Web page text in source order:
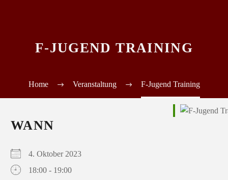
F-JUGEND TRAINING
Home Veranstaltung F-Jugend Training
WANN
4. Oktober 2023
18:00 - 19:00